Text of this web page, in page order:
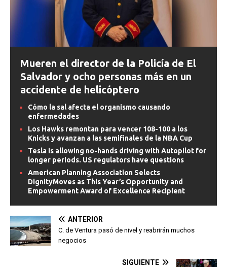
Mueren el director de la Policía de El
Salvador y ocho personas más en un
accidente de helicóptero
Cómo la sal afecta el organismo causando
enfermedades
Los Hawks remontan para vencer 108-100 a los
Knicks y avanzan a las semifinales de la NBA Cup
Tesla is allowing no-hands driving with Autopilot for
longer periods. US regulators have questions
American Planning Association Selects
DignityMoves as This Year’s Opportunity and
Empowerment Award of Excellence Recipient
ANTERIOR
C. de Ventura pasó de nivel y reabrirán muchos
negocios
SIGUIENTE